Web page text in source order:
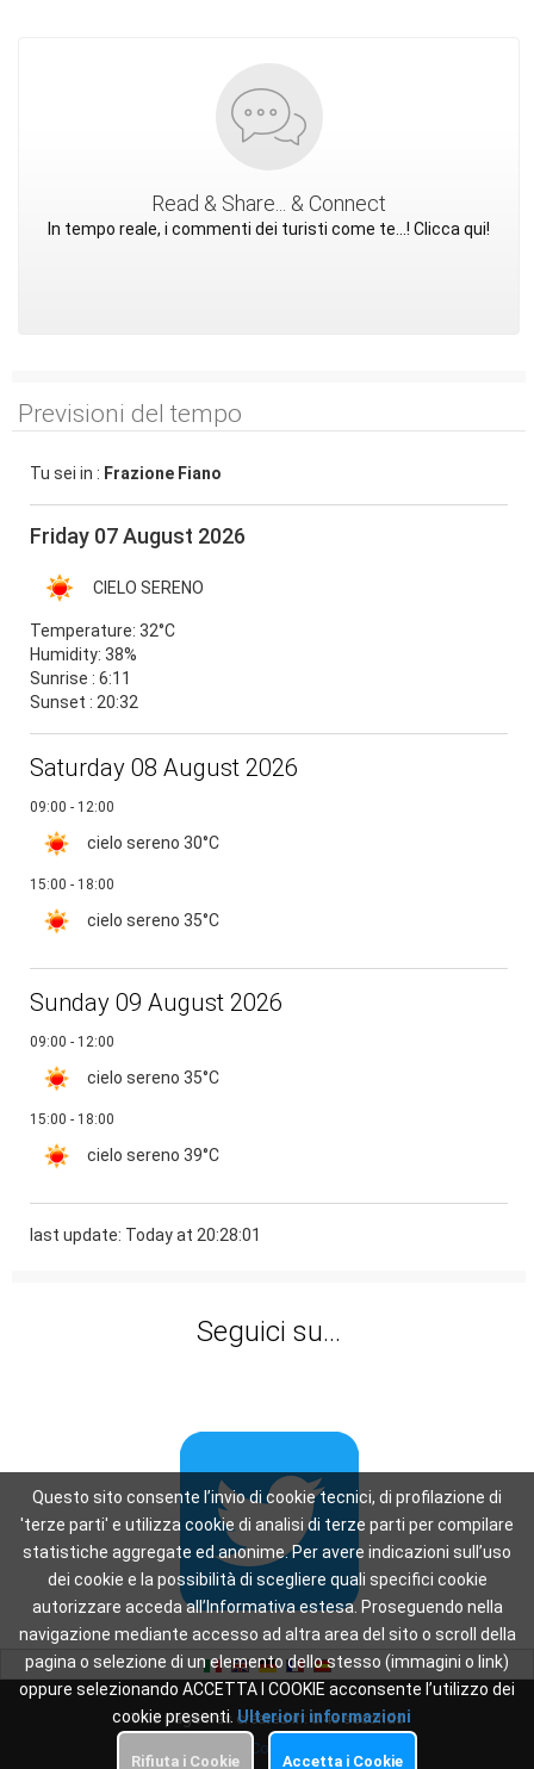
Read & Share... & Connect
In tempo reale, i commenti dei turisti come te...! Clicca qui!
Previsioni del tempo
Tu sei in : Frazione Fiano
Friday 07 August 2026
CIELO SERENO
Temperature: 32°C
Humidity: 38%
Sunrise : 6:11
Sunset : 20:32
Saturday 08 August 2026
09:00 - 12:00
cielo sereno 30°C
15:00 - 18:00
cielo sereno 35°C
Sunday 09 August 2026
09:00 - 12:00
cielo sereno 35°C
15:00 - 18:00
cielo sereno 39°C
last update: Today at 20:28:01
Seguici su...
This page was created in: 0.43 seconds
Cookie Policy
Questo sito consente l’invio di cookie tecnici, di profilazione di
'terze parti' e utilizza cookie di analisi di terze parti per compilare
statistiche aggregate ed anonime. Per avere indicazioni sull’uso
dei cookie e la possibilità di scegliere quali specifici cookie
autorizzare acceda all’Informativa estesa. Proseguendo nella
navigazione mediante accesso ad altra area del sito o scroll della
pagina o selezione di un elemento dello stesso (immagini o link)
oppure selezionando ACCETTA I COOKIE acconsente l’utilizzo dei
cookie presenti. Ulteriori informazioni
Rifiuta i Cookie Accetta i Cookie